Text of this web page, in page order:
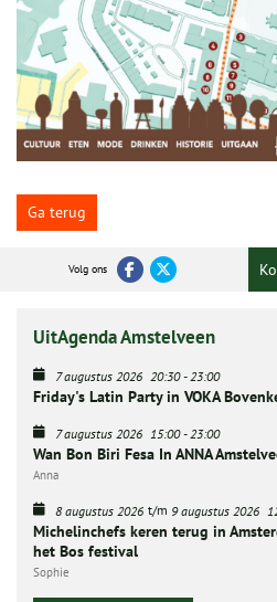
Ga terug
Volg ons
UitAgenda Amstelveen
7 augustus 2026 20:30-23:00
Friday's Latin Party in VOKA
7 augustus 2026 15:00-23:00
Wan Bon Biri Fesa In ANNA
Anna
8 augustus 2026 t/m 9 augustus 2026
Michelinchefs keren terug in
het Bos festival
Sophie